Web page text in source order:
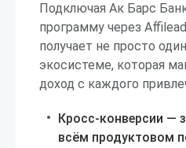
Подключая Ак Барс
программу через
получает не просто
экосистеме, которая
доход с каждого
Кросс-конверсии —
всём продуктовом